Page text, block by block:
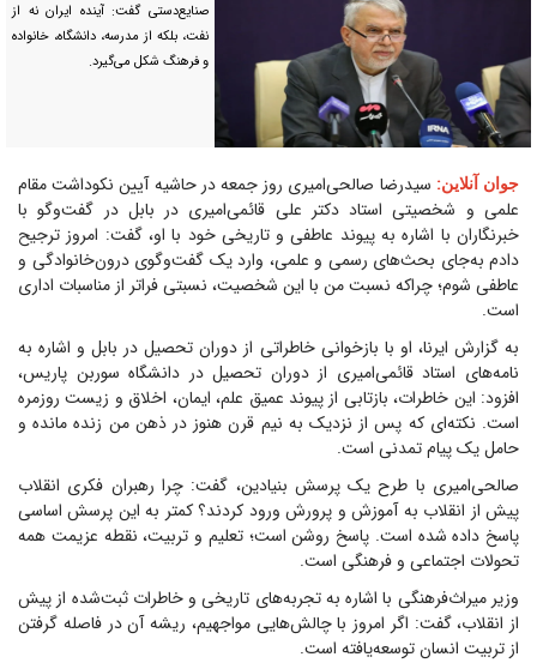
صنایع‌دستی گفت: آینده ایران نه از
نفت، بلکه از مدرسه، دانشگاه، خانواده
و فرهنگ شکل می‌گیرد.
جوان آنلاین: سیدرضا صالحی‌امیری روز جمعه در حاشیه آیین نکوداشت مقام
علمی و شخصیتی استاد دکتر علی قائمی‌امیری در بابل در گفت‌و‌گو با
خبرنگاران با اشاره به پیوند عاطفی و تاریخی خود با او، گفت: امروز ترجیح
دادم به‌جای بحث‌های رسمی و علمی، وارد یک گفت‌وگوی درون‌خانوادگی و
عاطفی شوم؛ چراکه نسبت من با این شخصیت، نسبتی فراتر از مناسبات اداری
است.
به گزارش ایرنا، او با بازخوانی خاطراتی از دوران تحصیل در بابل و اشاره به
نامه‌های استاد قائمی‌امیری از دوران تحصیل در دانشگاه سوربن پاریس،
افزود: این خاطرات، بازتابی از پیوند عمیق علم، ایمان، اخلاق و زیست روزمره
است. نکته‌ای که پس از نزدیک به نیم قرن هنوز در ذهن من زنده مانده و
حامل یک پیام تمدنی است.
صالحی‌امیری با طرح یک پرسش بنیادین، گفت: چرا رهبران فکری انقلاب
پیش از انقلاب به آموزش و پرورش ورود کردند؟ کمتر به این پرسش اساسی
پاسخ داده شده است. پاسخ روشن است؛ تعلیم و تربیت، نقطه عزیمت همه
تحولات اجتماعی و فرهنگی است.
وزیر میراث‌فرهنگی با اشاره به تجربه‌های تاریخی و خاطرات ثبت‌شده از پیش
از انقلاب، گفت: اگر امروز با چالش‌هایی مواجهیم، ریشه آن در فاصله گرفتن
از تربیت انسان توسعه‌یافته است.